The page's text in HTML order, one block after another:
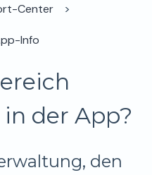
Center
Info
der App?
den